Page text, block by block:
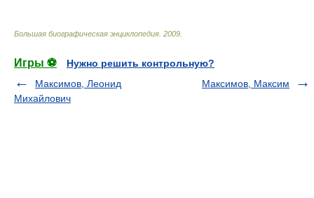
Большая биографическая энциклопедия 2009
Игры ⚽
Нужно решить контрольную?
Максимов, Леонид
Михайлович
Максимов, Максим